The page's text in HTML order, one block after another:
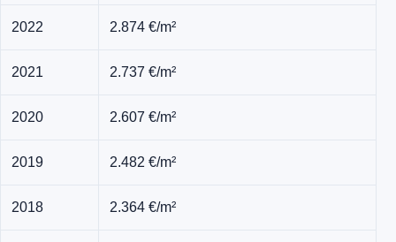
2022 2.874 €/m²
2021 2.737 €/m²
2020 2.607 €/m²
2019 2.482 €/m²
2018 2.364 €/m²